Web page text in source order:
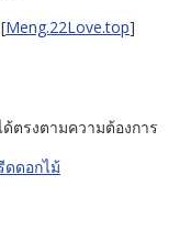
Meng.22Love.top]
ตรงตามความต้องการ
ดดอกไม้